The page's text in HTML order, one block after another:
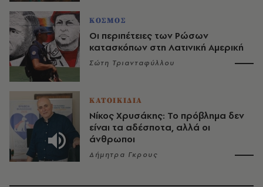
ΚΟΣΜΟΣ
Οι περιπέτειες των Ρώσων
κατασκόπων στη Λατινική Αμερική
Σώτη Τριανταφύλλου
ΚΑΤΟΙΚΙΔΙΑ
Νίκος Χρυσάκης: Το πρόβλημα δεν
είναι τα αδέσποτα, αλλά οι
άνθρωποι
Δήμητρα Γκρους